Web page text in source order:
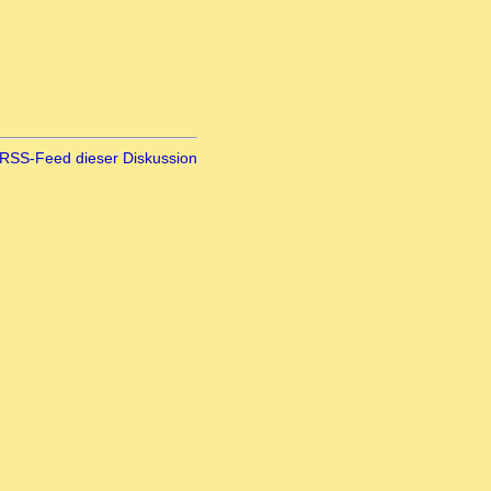
RSS-Feed dieser Diskussion